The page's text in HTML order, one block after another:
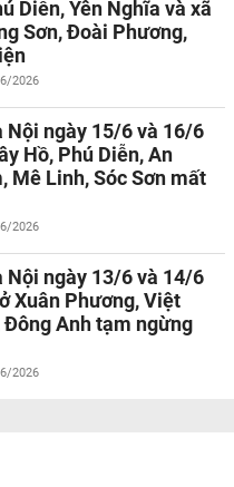
Diễn, Yên Nghĩa và xã
Sơn, Đoài Phương,
2026
Nội ngày 15/6 và 16/6
Hồ, Phú Diễn, An
Mê Linh, Sóc Sơn mất
2026
Nội ngày 13/6 và 14/6
Xuân Phương, Việt
Đông Anh tạm ngừng
2026